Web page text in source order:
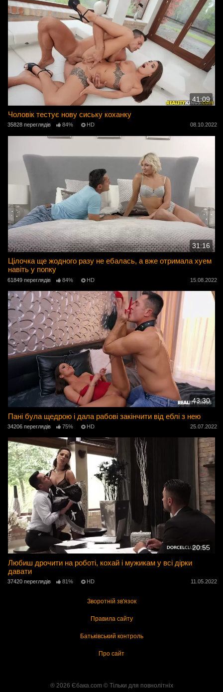
41:09
Чоловік тестує нову сиську коханку
35828 переглядів 84% HD 08.10.2022
31:16
Цілочка ще жодного разу не ебалась, а вже отримала хуем
навіть у попку
61849 переглядів 84% HD 15.08.2022
43:30
Пані була щедрою і дала рабові закінчити від еблі з нею
34206 переглядів 75% HD 25.07.2022
20:55
Любиш дрочити на роботі, кохай і мужикам у всі дірки
давати
37420 переглядів 81% HD 11.05.2022
Зворотній зв'язок
Правила сайту
Батьківський контроль
Про сайт
® 2026 Єбака.com ©️ Тільки для повнолітніх